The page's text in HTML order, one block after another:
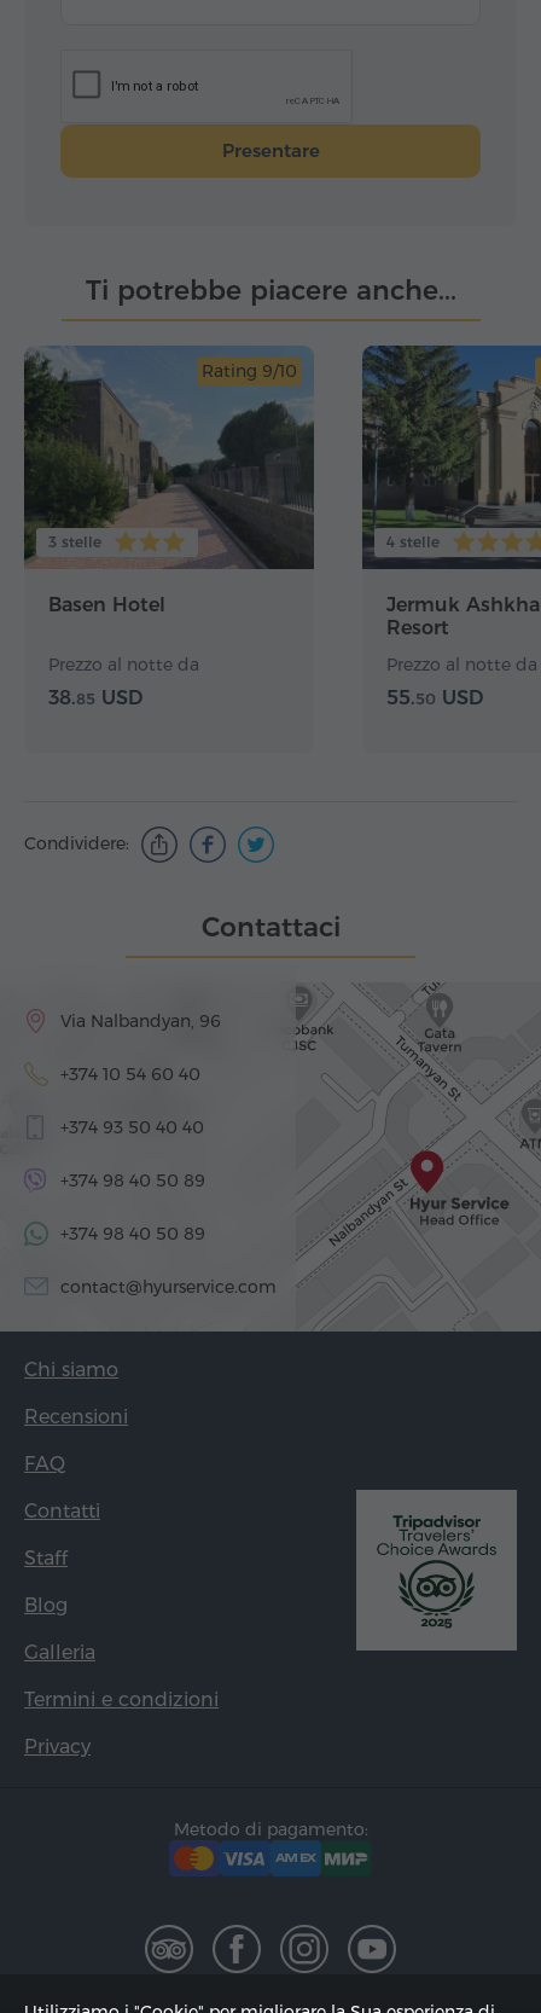
Presentare
Ti potrebbe piacere anche...
Rating 9/10
3 stelle
Basen Hotel
Prezzo al notte da
38.85 USD
4 stelle
Jermuk
Resort
Prezzo al notte da
55.50 USD
Condividere:
Contattaci
Via Nalbandyan, 96
+374 10 54 60 40
+374 93 50 40 40
+374 98 40 50 89
+374 98 40 50 89
contact@hyurservice.com
Chi siamo
Recensioni
FAQ
Contatti
Staff
Blog
Galleria
Termini e condizioni
Privacy
Metodo di pagamento: